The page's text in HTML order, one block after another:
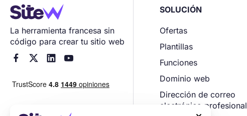
La herramienta francesa sin
código para crear tu sitio web
   
SOLUCIÓN
Ofertas
Plantillas
Funciones
Dominio web
Dirección de correo
electrónico profesional